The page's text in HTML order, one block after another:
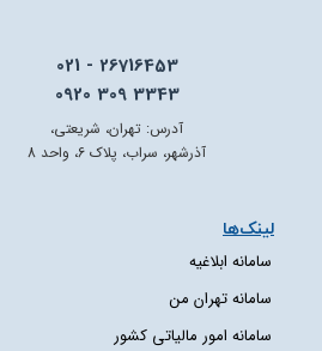
021 - 26716453
0920 309 3343
لینک‌ها
سامانه ابلاغیه
سامانه تهران من
سامانه امور مالیاتی کشور
آدرس: تهران، شریعتی،
آذرشهر، سراب، پلاک 6، واحد 8